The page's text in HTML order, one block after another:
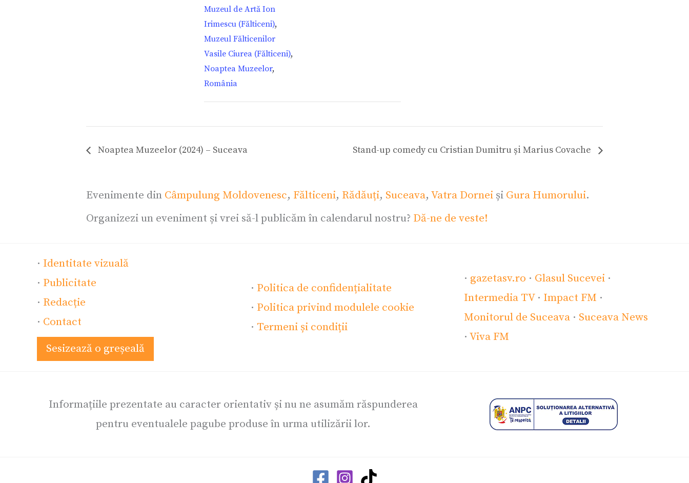
Muzeul de Artă Ion
Irimescu (Fălticeni),
Muzeul Fălticenilor
Vasile Ciurea (Fălticeni),
Noaptea Muzeelor,
România
Noaptea Muzeelor (2024) – Suceava Stand-up comedy cu Cristian Dumitru și Marius Covache
Evenimente din Câmpulung Moldovenesc, Fălticeni, Rădăuți, Suceava, Vatra Dornei și Gura Humorului.
Organizezi un eveniment și vrei să-l publicăm în calendarul nostru? Dă-ne de veste!
· Identitate vizuală
· Publicitate
· Redacție
· Contact
Sesizează o greșeală
· Politica de confidențialitate
· Politica privind modulele cookie
· Termeni și condiții
· gazetasv.ro · Glasul Sucevei ·
Intermedia TV· Impact FM ·
Monitorul de Suceava · Suceava News
·Viva FM
Informațiile prezentate au caracter orientativ și nu ne asumăm răspunderea
pentru eventualele pagube produse în urma utilizării lor.